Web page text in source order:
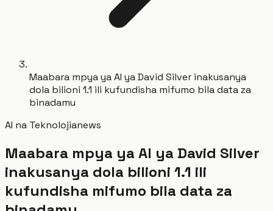
Maabara mpya ya AI ya David Silver inakusanya
dola bilioni 1.1 ili kufundisha mifumo bila data za
binadamu
AI na Teknolojianews
Maabara mpya ya AI ya David Silver
inakusanya dola bilioni 1.1 ili
kufundisha mifumo bila data za